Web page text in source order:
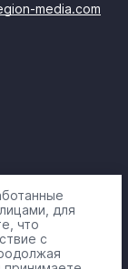
media.com
для
что
с